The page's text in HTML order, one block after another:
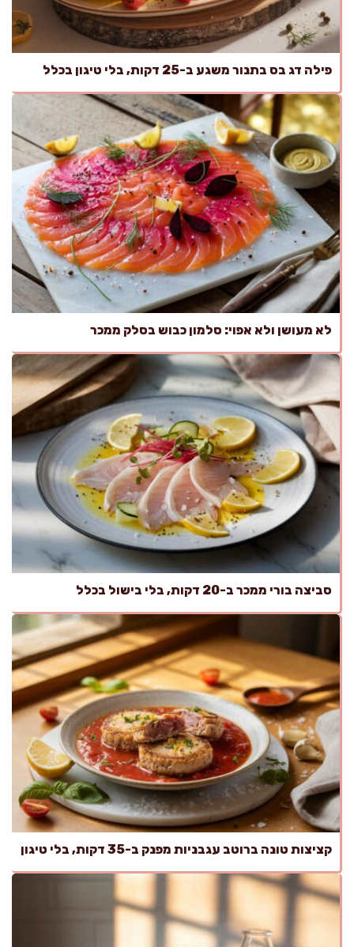
פילה דג בס בתנור משגע ב-25 דקות, בלי טיגון בכלל
לא מעושן ולא אפוי: סלמון כבוש בסלק ממכר
סביצה בורי ממכר ב-20 דקות, בלי בישול בכלל
קציצות טונה ברוטב עגבניות מפנק ב-35 דקות, בלי טיגון